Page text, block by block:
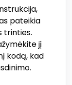
pateikia
trinties.
jį
kodą, kad